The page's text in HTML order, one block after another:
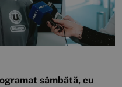
sâmbătă, cu